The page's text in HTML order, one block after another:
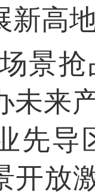
新高
景
未来
先导
开放